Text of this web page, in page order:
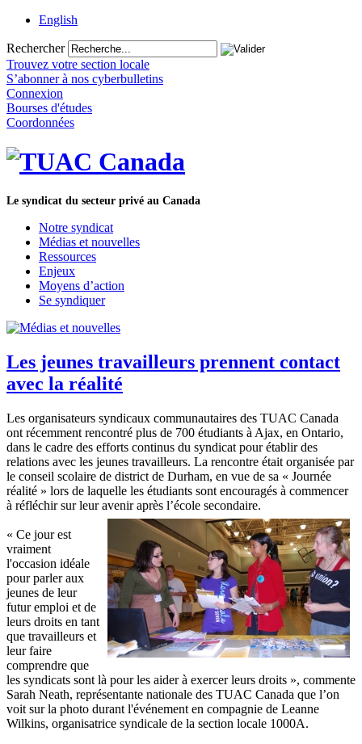
English
Rechercher
Trouvez votre section locale
S’abonner à nos cyberbulletins
Connexion
Bourses d'études
Coordonnées
Le syndicat du secteur privé au Canada
Notre syndicat
Médias et nouvelles
Ressources
Enjeux
Moyens d’action
Se syndiquer
Les jeunes travailleurs prennent contact
avec la réalité
Les organisateurs syndicaux communautaires des TUAC Canada
ont récemment rencontré plus de 700 étudiants à Ajax, en Ontario,
dans le cadre des efforts continus du syndicat pour établir des
relations avec les jeunes travailleurs. La rencontre était organisée par
le conseil scolaire de district de Durham, en vue de sa « Journée
réalité » lors de laquelle les étudiants sont encouragés à commencer
à réfléchir sur leur avenir après l’école secondaire.
« Ce jour est
vraiment
l'occasion idéale
pour parler aux
jeunes de leur
futur emploi et de
leurs droits en tant
que travailleurs et
leur faire
comprendre que
les syndicats sont là pour les aider à exercer leurs droits », commente
Sarah Neath, représentante nationale des TUAC Canada que l’on
voit sur la photo durant l'événement en compagnie de Leanne
Wilkins, organisatrice syndicale de la section locale 1000A.